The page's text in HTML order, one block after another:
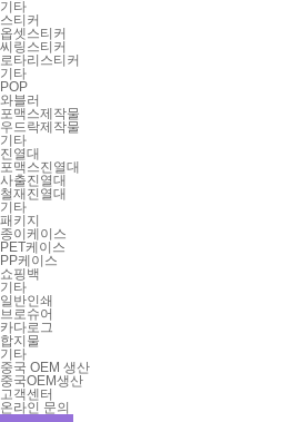
기타
스티커
옵셋스티커
씨링스티커
로타리스티커
기타
POP
와블러
포맥스제작물
우드락제작물
기타
진열대
포맥스진열대
사출진열대
철재진열대
기타
패키지
종이케이스
PET케이스
PP케이스
쇼핑백
기타
일반인쇄
브로슈어
카다로그
합지물
기타
중국 OEM 생산
중국OEM생산
고객센터
온라인 문의